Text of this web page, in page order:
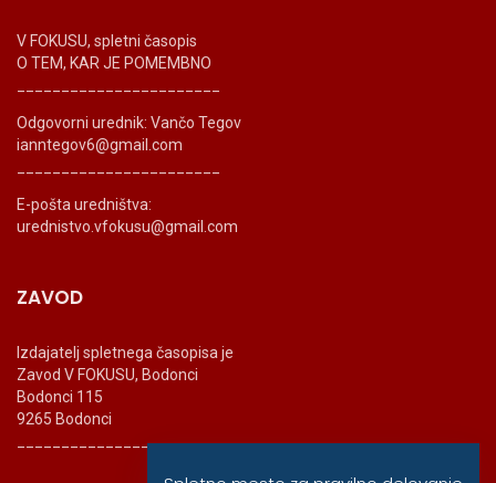
V FOKUSU, spletni časopis
O TEM, KAR JE POMEMBNO
Odgovorni urednik: Vančo Tegov
ianntegov6@gmail.com
E-pošta uredništva:
urednistvo.vfokusu@gmail.com
ZAVOD
Izdajatelj spletnega časopisa je
Zavod V FOKUSU, Bodonci
Bodonci 115
9265 Bodonci
_______________________